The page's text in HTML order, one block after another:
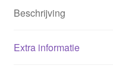
Beschrijving
Extra informatie